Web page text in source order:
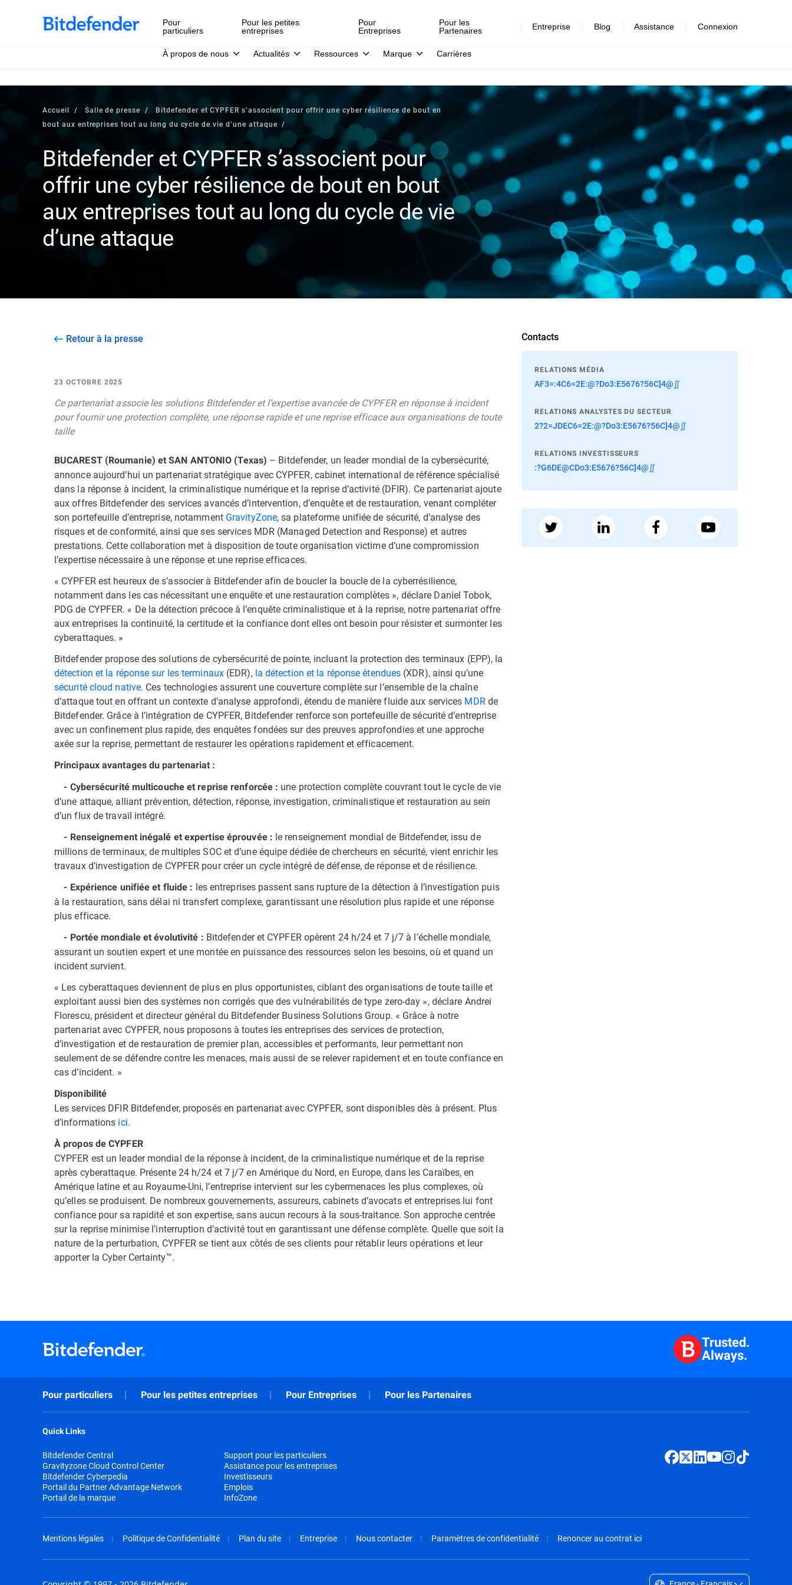
Pour
particuliers
Pour les petites
entreprises
Pour
Entreprises
Pour les
Partenaires
Entreprise
À propos de nous Actualités Ressources Marque Carrières
Blog Assistance Connexion
Accueil Salle de presse
Bitdefender et CYPFER s’associent pour offrir une cyber résilience de bout en
bout aux entreprises tout au long du cycle de vie d’une attaque
Bitdefender et CYPFER s’associent pour
offrir une cyber résilience de bout en bout
aux entreprises tout au long du cycle de vie
d’une attaque
Retour à la presse
23 OCTOBRE 2025
Ce partenariat associe les solutions Bitdefender et l’expertise avancée de CYPFER en réponse à incident
pour fournir une protection complète, une réponse rapide et une reprise efficace aux organisations de toute
taille
BUCAREST (Roumanie) et SAN ANTONIO (Texas) – Bitdefender, un leader mondial de la cybersécurité,
annonce aujourd’hui un partenariat stratégique avec CYPFER, cabinet international de référence spécialisé
dans la réponse à incident, la criminalistique numérique et la reprise d’activité (DFIR). Ce partenariat ajoute
aux offres Bitdefender des services avancés d’intervention, d’enquête et de restauration, venant compléter
son portefeuille d’entreprise, notamment GravityZone, sa plateforme unifiée de sécurité, d’analyse des
risques et de conformité, ainsi que ses services MDR (Managed Detection and Response) et autres
prestations. Cette collaboration met à disposition de toute organisation victime d’une compromission
l’expertise nécessaire à une réponse et une reprise efficaces.
« CYPFER est heureux de s’associer à Bitdefender afin de boucler la boucle de la cyberrésilience,
notamment dans les cas nécessitant une enquête et une restauration complètes », déclare Daniel Tobok,
PDG de CYPFER. « De la détection précoce à l’enquête criminalistique et à la reprise, notre partenariat offre
aux entreprises la continuité, la certitude et la confiance dont elles ont besoin pour résister et surmonter les
cyberattaques. »
Bitdefender propose des solutions de cybersécurité de pointe, incluant la protection des terminaux (EPP), la
détection et la réponse sur les terminaux(EDR), la détection et la réponse étendues (XDR), ainsi qu’une
sécurité cloud native. Ces technologies assurent une couverture complète sur l’ensemble de la chaîne
d’attaque tout en offrant un contexte d’analyse approfondi, étendu de manière fluide aux services MDR de
Bitdefender. Grâce à l’intégration de CYPFER, Bitdefender renforce son portefeuille de sécurité d’entreprise
avec un confinement plus rapide, des enquêtes fondées sur des preuves approfondies et une approche
axée sur la reprise, permettant de restaurer les opérations rapidement et efficacement.
Principaux avantages du partenariat :
- Cybersécurité multicouche et reprise renforcée : une protection complète couvrant tout le cycle de vie
d’une attaque, alliant prévention, détection, réponse, investigation, criminalistique et restauration au sein
d’un flux de travail intégré.
- Renseignement inégalé et expertise éprouvée : le renseignement mondial de Bitdefender, issu de
millions de terminaux, de multiples SOC et d’une équipe dédiée de chercheurs en sécurité, vient enrichir les
travaux d’investigation de CYPFER pour créer un cycle intégré de défense, de réponse et de résilience.
- Expérience unifiée et fluide : les entreprises passent sans rupture de la détection à l’investigation puis
à la restauration, sans délai ni transfert complexe, garantissant une résolution plus rapide et une réponse
plus efficace.
- Portée mondiale et évolutivité : Bitdefender et CYPFER opèrent 24 h/24 et 7 j/7 à l’échelle mondiale,
assurant un soutien expert et une montée en puissance des ressources selon les besoins, où et quand un
incident survient.
« Les cyberattaques deviennent de plus en plus opportunistes, ciblant des organisations de toute taille et
exploitant aussi bien des systèmes non corrigés que des vulnérabilités de type zero-day », déclare Andrei
Florescu, président et directeur général du Bitdefender Business Solutions Group. « Grâce à notre
partenariat avec CYPFER, nous proposons à toutes les entreprises des services de protection,
d’investigation et de restauration de premier plan, accessibles et performants, leur permettant non
seulement de se défendre contre les menaces, mais aussi de se relever rapidement et en toute confiance en
cas d’incident. »
Disponibilité
Les services DFIR Bitdefender, proposés en partenariat avec CYPFER, sont disponibles dès à présent. Plus
d’informations ici.
À propos de CYPFER
CYPFER est un leader mondial de la réponse à incident, de la criminalistique numérique et de la reprise
après cyberattaque. Présente 24 h/24 et 7 j/7 en Amérique du Nord, en Europe, dans les Caraïbes, en
Amérique latine et au Royaume-Uni, l’entreprise intervient sur les cybermenaces les plus complexes, où
qu’elles se produisent. De nombreux gouvernements, assureurs, cabinets d’avocats et entreprises lui font
confiance pour sa rapidité et son expertise, sans aucun recours à la sous-traitance. Son approche centrée
sur la reprise minimise l’interruption d’activité tout en garantissant une défense complète. Quelle que soit la
nature de la perturbation, CYPFER se tient aux côtés de ses clients pour rétablir leurs opérations et leur
apporter la Cyber Certainty™.
Contacts
RELATIONS MÉDIA
AF3=:4C6=2E:@?Do3:E5676?56C]4@∬
RELATIONS ANALYSTES DU SECTEUR
2?2=JDEC6=2E:@?Do3:E5676?56C]4@∬
RELATIONS INVESTISSEURS
:?G6DE@CDo3:E5676?56C]4@∬
Trusted.
Always.
Pour particuliers Pour les petites entreprises Pour Entreprises Pour les Partenaires
Quick Links
Bitdefender Central
Gravityzone Cloud Control Center
Bitdefender Cyberpedia
Portail du Partner Advantage Network
Portail de la marque
Support pour les particuliers
Assistance pour les entreprises
Investisseurs
Emplois
InfoZone
Mentions légales Politique de Confidentialité Plan du site Entreprise Nous contacter Paramètres de confidentialité Renoncer au contrat ici